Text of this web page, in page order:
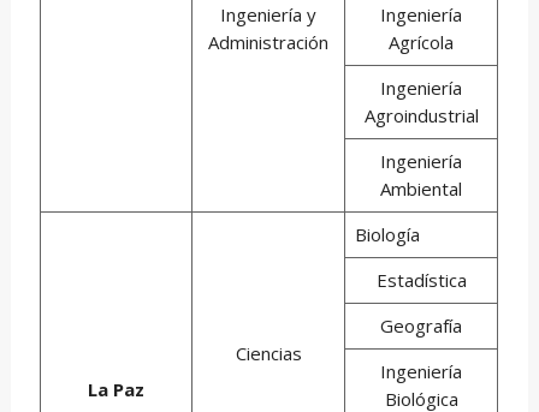
Ingeniería y
Administración
Ingeniería
Agrícola
Ingeniería
Agroindustrial
Ingeniería
Ambiental
La Paz
Ciencias
Biología
Estadística
Geografía
Ingeniería
Biológica